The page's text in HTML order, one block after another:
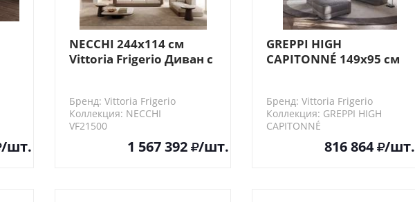
/шт.
NECCHI 244х114 см
Vittoria Frigerio Диван с
Бренд: Vittoria Frigerio
Коллекция: NECCHI
VF21500
1 567 392 /шт.
GREPPI HIGH
CAPITONNÉ 149х95 см
дивана, 2 посадочных
места
Бренд: Vittoria Frigerio
Коллекция: GREPPI HIGH
CAPITONNÉ
816 864 /шт.